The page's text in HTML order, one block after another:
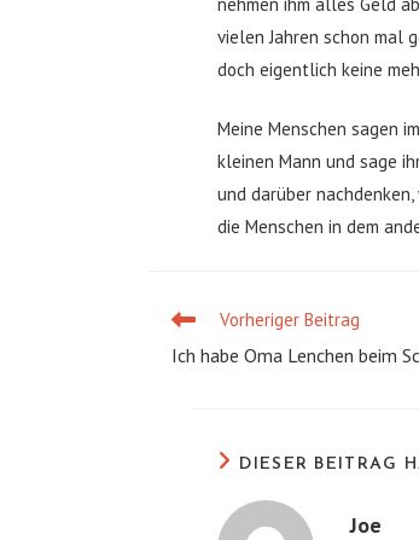
vielen Jahren schon mal
doch eigentlich keine
Meine Menschen sagen
kleinen Mann und sage
und darüber
die Menschen in dem
Weitere
ansehen
Vorheriger Beitrag
Ich habe Oma Lenchen beim
DIESER BEITRAG
Joe